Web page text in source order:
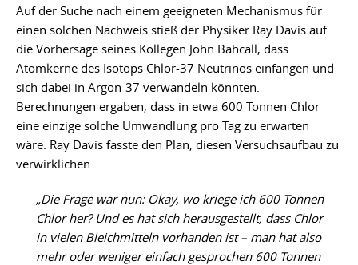
Auf der Suche nach einem geeigneten Mechanismus für
einen solchen Nachweis stieß der Physiker Ray Davis auf
die Vorhersage seines Kollegen John Bahcall, dass
Atomkerne des Isotops Chlor-37 Neutrinos einfangen und
sich dabei in Argon-37 verwandeln könnten.
Berechnungen ergaben, dass in etwa 600 Tonnen Chlor
eine einzige solche Umwandlung pro Tag zu erwarten
wäre. Ray Davis fasste den Plan, diesen Versuchsaufbau zu
verwirklichen.
„Die Frage war nun: Okay, wo kriege ich 600 Tonnen
Chlor her? Und es hat sich herausgestellt, dass Chlor
in vielen Bleichmitteln vorhanden ist – man hat also
mehr oder weniger einfach gesprochen 600 Tonnen